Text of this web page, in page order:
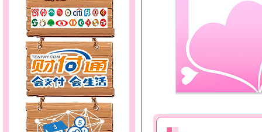
分享愛～金銀鋼套鍊